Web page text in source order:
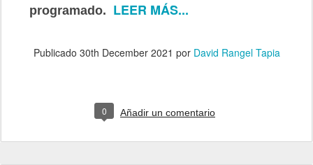
programado. LEER MÁS...
Publicado 30th December 2021 por David Rangel Tapia
0 Añadir un comentario